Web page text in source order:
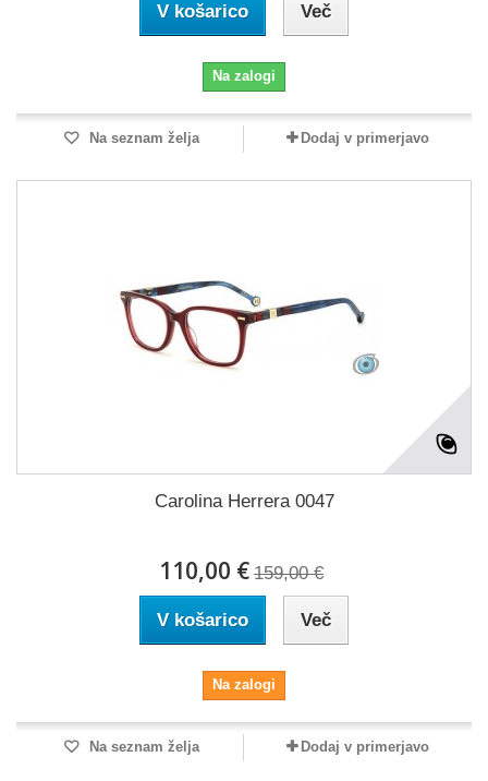
V košarico Več
Na zalogi
Na seznam želja Dodaj v primerjavo
Carolina Herrera 0047
110,00 € 159,00 €
V košarico Več
Na zalogi
Na seznam želja Dodaj v primerjavo